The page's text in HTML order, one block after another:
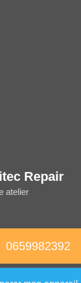
Repair
atelier
0659982392